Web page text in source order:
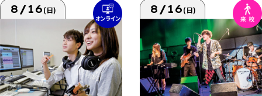
8/16(日) 8/16(日)